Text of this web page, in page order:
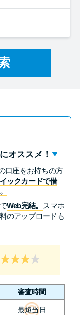
を選ぶべき4つ
て利息0円で
ポイント
い…2ヵ月目に
険な理由と対
オススメ！
口座をお持ちの方
ックカードで借
Web完結。 スマホ
のアップロードも
審査時間
最短当日